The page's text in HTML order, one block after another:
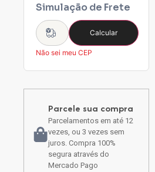
Simulação de Frete
Calcular
Não sei meu CEP
Parcele sua compra
Parcelamentos em até 12
vezes, ou 3 vezes sem
juros. Compra 100%
segura através do
Mercado Pago